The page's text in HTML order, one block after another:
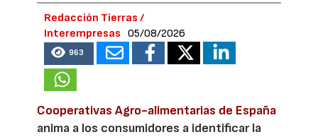
Redacción Tierras /
Interempresas
05/08/2026
963
Cooperativas Agro-alimentarias de España
anima a los consumidores a identificar la